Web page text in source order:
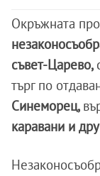
Окръжната
съвет-Царево,
търг по
Синеморец,
каравани и